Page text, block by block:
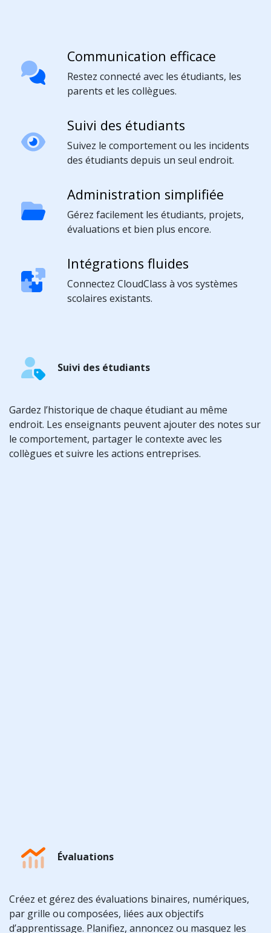
Communication efficace
Restez connecté avec les étudiants, les
parents et les collègues.
Suivi des étudiants
Suivez le comportement ou les incidents
des étudiants depuis un seul endroit.
Administration simplifiée
Gérez facilement les étudiants, projets,
évaluations et bien plus encore.
Intégrations fluides
Connectez CloudClass à vos systèmes
scolaires existants.
Suivi des étudiants
Gardez l’historique de chaque étudiant au même
endroit. Les enseignants peuvent ajouter des notes sur
le comportement, partager le contexte avec les
collègues et suivre les actions entreprises.
Évaluations
Créez et gérez des évaluations binaires, numériques,
par grille ou composées, liées aux objectifs
d’apprentissage. Planifiez, annoncez ou masquez les